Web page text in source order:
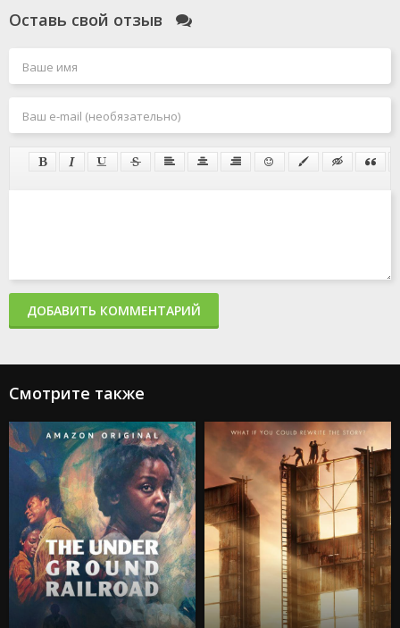
Оставь свой отзыв
ДОБАВИТЬ КОММЕНТАРИЙ
Смотрите также